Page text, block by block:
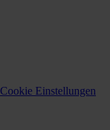
Cookie Einstellungen